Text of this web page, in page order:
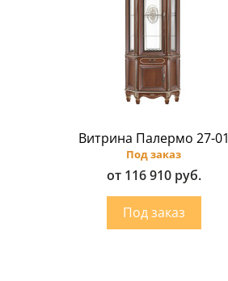
Витрина Палермо 27-01
Под заказ
от 116 910 руб.